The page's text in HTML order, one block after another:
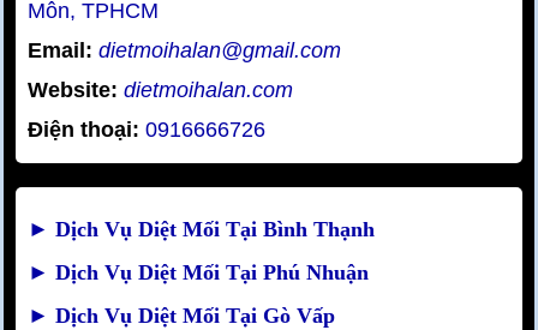
Môn, TPHCM
Email: dietmoihalan@gmail.com
Website: dietmoihalan.com
Điện thoại: 0916666726
► Dịch Vụ Diệt Mối Tại Bình Thạnh
► Dịch Vụ Diệt Mối Tại Phú Nhuận
► Dịch Vụ Diệt Mối Tại Gò Vấp